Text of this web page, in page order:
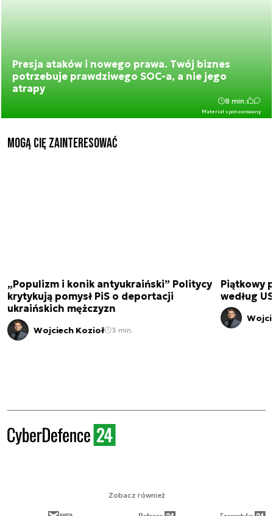
Presja ataków i nowego prawa. Twój biznes
potrzebuje prawdziwego SOC-a, a nie jego
atrapy
Materiał sponsorowany
8 min.
Mogą Cię zainteresować
„Populizm i konik antyukraiński” Politycy
krytykują pomysł PiS o deportacji
ukraińskich mężczyzn
Wojciech Kozioł 3 min.
Piątkowy
według
Zobacz również